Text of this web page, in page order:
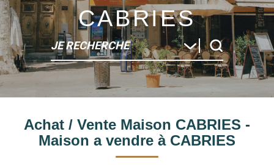
CABRIES
JE RECHERCHE
Type de bien
Localité
Achat / Vente Maison CABRIES -
Maison a vendre à CABRIES